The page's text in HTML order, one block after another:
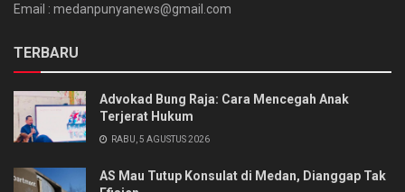
Email : medanpunyanews@gmail.com
TERBARU
Advokad Bung Raja: Cara Mencegah Anak
Terjerat Hukum
RABU, 5 AGUSTUS 2026
AS Mau Tutup Konsulat di Medan, Dianggap Tak